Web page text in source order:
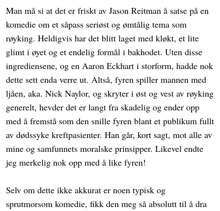
Man må si at det er friskt av Jason Reitman å satse på en
komedie om et såpass seriøst og ømtålig tema som
røyking. Heldigvis har det blitt laget med kløkt, et lite
glimt i øyet og et endelig formål i bakhodet. Uten disse
ingrediensene, og en Aaron Eckhart i storform, hadde nok
dette sett enda verre ut. Altså, fyren spiller mannen med
ljåen, aka. Nick Naylor, og skryter i øst og vest av røyking
generelt, hevder det er langt fra skadelig og ender opp
med å fremstå som den snille fyren blant et publikum fullt
av dødssyke kreftpasienter. Han går, kort sagt, mot alle av
mine og samfunnets moralske prinsipper. Likevel endte
jeg merkelig nok opp med å like fyren!
Selv om dette ikke akkurat er noen typisk og
sprutmorsom komedie, fikk den meg så absolutt til å dra